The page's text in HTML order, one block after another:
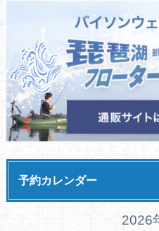
予約カレンダー
2026